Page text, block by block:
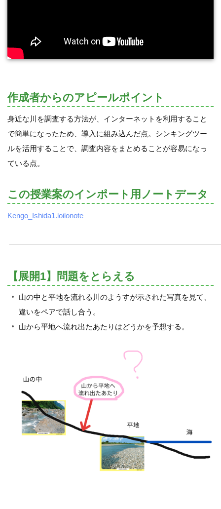
作成者からのアピールポイント
身近な川を調査する方法が、インターネットを利用すること
で簡単になったため、導入に組み込んだ点。シンキングツー
ルを活用することで、調査内容をまとめることが容易になっ
ている点。
この授業案のインポート用ノートデータ
Kengo_Ishida1.loilonote
【展開1】問題をとらえる
山の中と平地を流れる川のようすが示された写真を見て、
違いをペアで話し合う。
山から平地へ流れ出たあたりはどうかを予想する。